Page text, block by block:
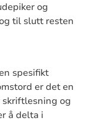
og
til slutt resten
spesifikt
er det en
og
å delta i